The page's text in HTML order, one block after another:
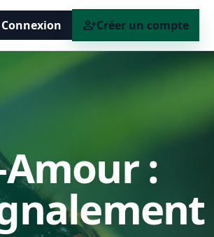
Connexion person_addCréer un compte
: